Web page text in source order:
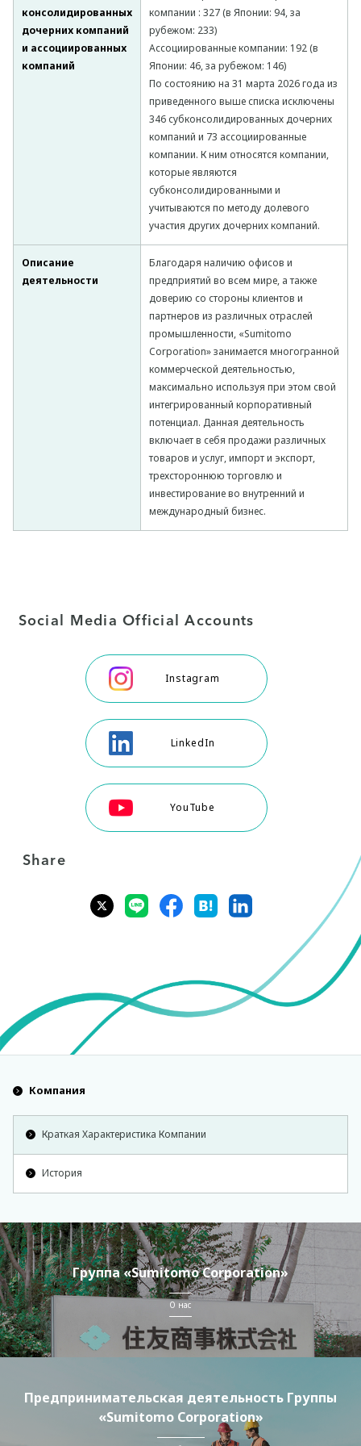
консолидированных
дочерних компаний
и ассоциированных
компаний
компании : 327 (в Японии: 94, за
рубежом: 233)
Ассоциированные компании: 192 (в
Японии: 46, за рубежом: 146)
По состоянию на 31 марта 2026 года из
приведенного выше списка исключены
346 субконсолидированных дочерних
компаний и 73 ассоциированные
компании. К ним относятся компании,
которые являются
субконсолидированными и
учитываются по методу долевого
участия других дочерних компаний.
Описание
деятельности
Благодаря наличию офисов и
предприятий во всем мире, а также
доверию со стороны клиентов и
партнеров из различных отраслей
промышленности, «Sumitomo
Corporation» занимается многогранной
коммерческой деятельностью,
максимально используя при этом свой
интегрированный корпоративный
потенциал. Данная деятельность
включает в себя продажи различных
товаров и услуг, импорт и экспорт,
трехстороннюю торговлю и
инвестирование во внутренний и
международный бизнес.
Social Media Official Accounts
Instagram
LinkedIn
YouTube
Share
Компания
Краткая Характеристика Компании
История
Группа «Sumitomo Corporation»
О нас
Предпринимательская деятельность Группы
«Sumitomo Corporation»